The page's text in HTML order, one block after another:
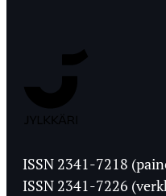
Ylioppilaslehti
ISSN 2341-7218
ISSN 2341-7226